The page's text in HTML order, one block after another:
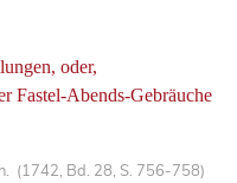
oder,
Fastel-Abends-Gebräuche
(1742, Bd. 28, S. 756-758)